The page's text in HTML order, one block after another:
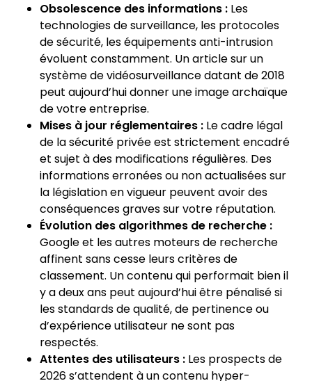
Obsolescence des informations :Les
technologies de surveillance, les protocoles
de sécurité, les équipements anti-intrusion
évoluent constamment. Un article sur un
système de vidéosurveillance datant de 2018
peut aujourd’hui donner une image archaïque
de votre entreprise.
Mises à jour réglementaires :Le cadre légal
de la sécurité privée est strictement encadré
et sujet à des modifications régulières. Des
informations erronées ou non actualisées sur
la législation en vigueur peuvent avoir des
conséquences graves sur votre réputation.
Évolution des algorithmes de recherche :
Google et les autres moteurs de recherche
affinent sans cesse leurs critères de
classement. Un contenu qui performait bien il
y a deux ans peut aujourd’hui être pénalisé si
les standards de qualité, de pertinence ou
d’expérience utilisateur ne sont pas
respectés.
Attentes des utilisateurs :Les prospects de
2026 s’attendent à un contenu hyper-